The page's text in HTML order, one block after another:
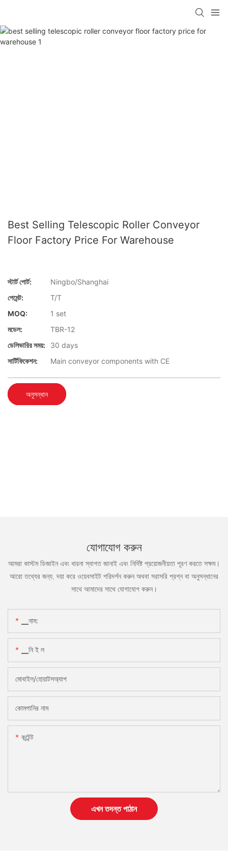
Best Selling Telescopic Roller Conveyor
Floor Factory Price For Warehouse
স্টার্ট পোর্ট:
Ningbo/Shanghai
পেমেন্ট:
T/T
MOQ:
1 set
মডেল:
TBR-12
ডেলিভারির সময়:
30 days
সার্টিফিকেশন:
Main conveyor components with CE
অনুসন্ধান
যোগাযোগ করুন
আমরা কাস্টম ডিজাইন এবং ধারনা স্বাগত জানাই এবং নির্দিষ্ট প্রয়োজনীয়তা পূরণ করতে সক্ষম।
আরো তথ্যের জন্য, দয়া করে ওয়েবসাইট পরিদর্শন করুন অথবা সরাসরি প্রশ্ন বা অনুসন্ধানের
সাথে আমাদের সাথে যোগাযোগ করুন।
▁নাম:
▁নি ই ল
মোবাইল/হোয়াটসঅ্যাপ
কোমপানির নাম
কন্টেন্ট
এখন তদন্ত পাঠান